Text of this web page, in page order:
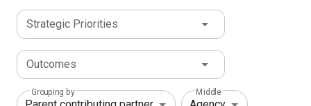
Strategic Priorities
Outcomes
Grouping by Middle